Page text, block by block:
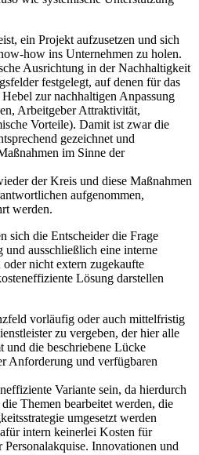
ein Projekt aufzusetzen und sich
how ins Unternehmen zu holen.
Ausrichtung in der Nachhaltigkeit
festgelegt, auf denen für das
zur nachhaltigen Anpassung
Arbeitgeber Attraktivität,
Vorteile). Damit ist zwar die
gezeichnet und
im Sinne der
der Kreis und diese Maßnahmen
aufgenommen,
werden.
sich die Entscheider die Frage
ausschließlich eine interne
nicht extern zugekaufte
Lösung darstellen
vorläufig oder auch mittelfristig
zu vergeben, der hier alle
und die beschriebene Lücke
Anforderung und verfügbaren
Variante sein, da hierdurch
Themen bearbeitet werden, die
umgesetzt werden
intern keinerlei Kosten für
Innovationen und